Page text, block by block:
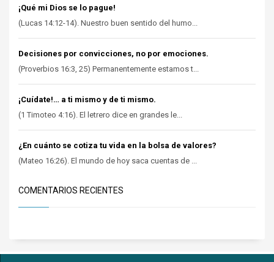
¡Qué mi Dios se lo pague!
(Lucas 14:12-14). Nuestro buen sentido del humo...
Decisiones por convicciones, no por emociones.
(Proverbios 16:3, 25) Permanentemente estamos t...
¡Cuídate!… a ti mismo y de ti mismo.
(1 Timoteo 4:16). El letrero dice en grandes le...
¿En cuánto se cotiza tu vida en la bolsa de valores?
(Mateo 16:26). El mundo de hoy saca cuentas de ...
COMENTARIOS RECIENTES